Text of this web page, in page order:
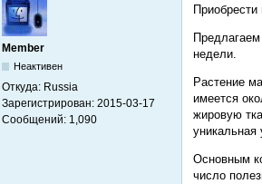
Member
Неактивен
Откуда: Russia
Зарегистрирован: 2015-03-17
Сообщений: 1,090
недели.
Растение
имеется
жировую
уникальная
Основным
число